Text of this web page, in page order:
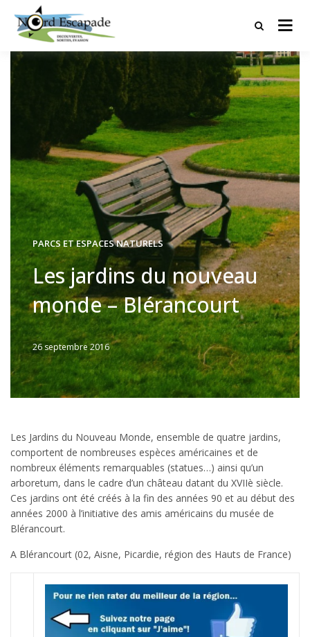
Tourisme et randonnées en Hauts
PARCS ET ESPACES NATURELS
Les jardins du nouveau
monde – Blérancourt
Written
by
Jérémie
26 septembre 2016
Les Jardins du Nouveau Monde, ensemble de quatre jardins,
comportent de nombreuses espèces américaines et de
nombreux éléments remarquables (statues…) ainsi qu’un
arboretum, dans le cadre d’un château datant du XVIIè siècle.
Ces jardins ont été créés à la fin des années 90 et au début des
années 2000 à l’initiative des amis américains du musée de
Blérancourt.
A Blérancourt (02, Aisne, Picardie, région des Hauts de France)